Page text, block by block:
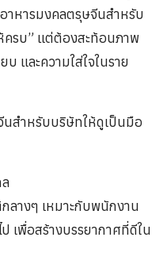
าหารมงคลตรุษจีนสำหรับ
ครบ” แต่ต้องสะท้อนภาพ
และความใส่ใจในราย
นสำหรับบริษัทให้ดูเป็นมือ
ลางๆ เหมาะกับพนักงาน
เพื่อสร้างบรรยากาศที่ดีใน